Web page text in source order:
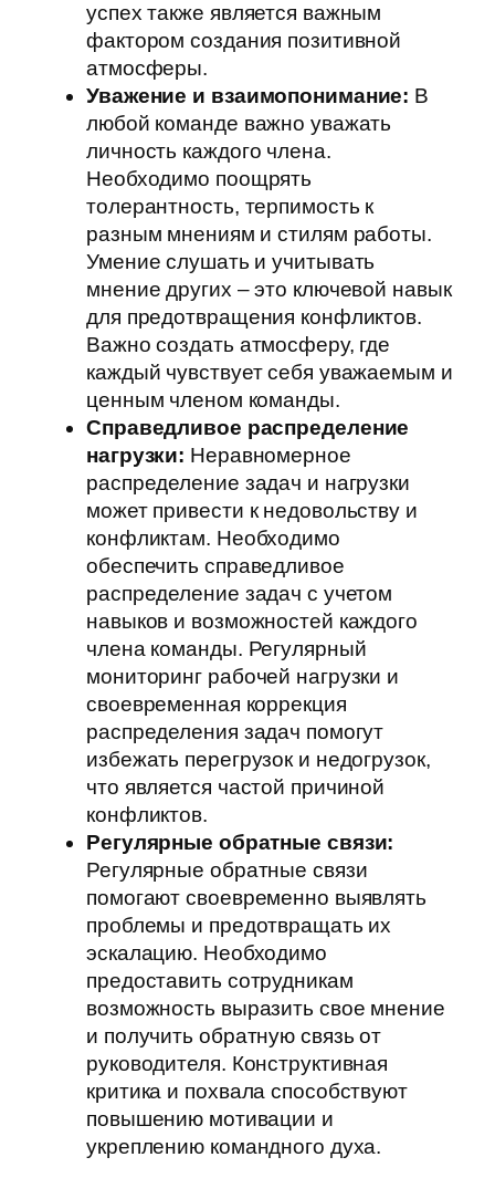
успех также является важным
фактором создания позитивной
атмосферы.
Уважение и взаимопонимание: В
любой команде важно уважать
личность каждого члена.
Необходимо поощрять
толерантность, терпимость к
разным мнениям и стилям работы.
Умение слушать и учитывать
мнение других – это ключевой навык
для предотвращения конфликтов.
Важно создать атмосферу, где
каждый чувствует себя уважаемым и
ценным членом команды.
Справедливое распределение
нагрузки: Неравномерное
распределение задач и нагрузки
может привести к недовольству и
конфликтам. Необходимо
обеспечить справедливое
распределение задач с учетом
навыков и возможностей каждого
члена команды. Регулярный
мониторинг рабочей нагрузки и
своевременная коррекция
распределения задач помогут
избежать перегрузок и недогрузок,
что является частой причиной
конфликтов.
Регулярные обратные связи:
Регулярные обратные связи
помогают своевременно выявлять
проблемы и предотвращать их
эскалацию. Необходимо
предоставить сотрудникам
возможность выразить свое мнение
и получить обратную связь от
руководителя. Конструктивная
критика и похвала способствуют
повышению мотивации и
укреплению командного духа.